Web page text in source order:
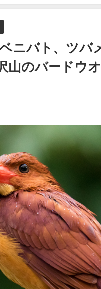
！！
ニバト、ツバ
山のバードウ